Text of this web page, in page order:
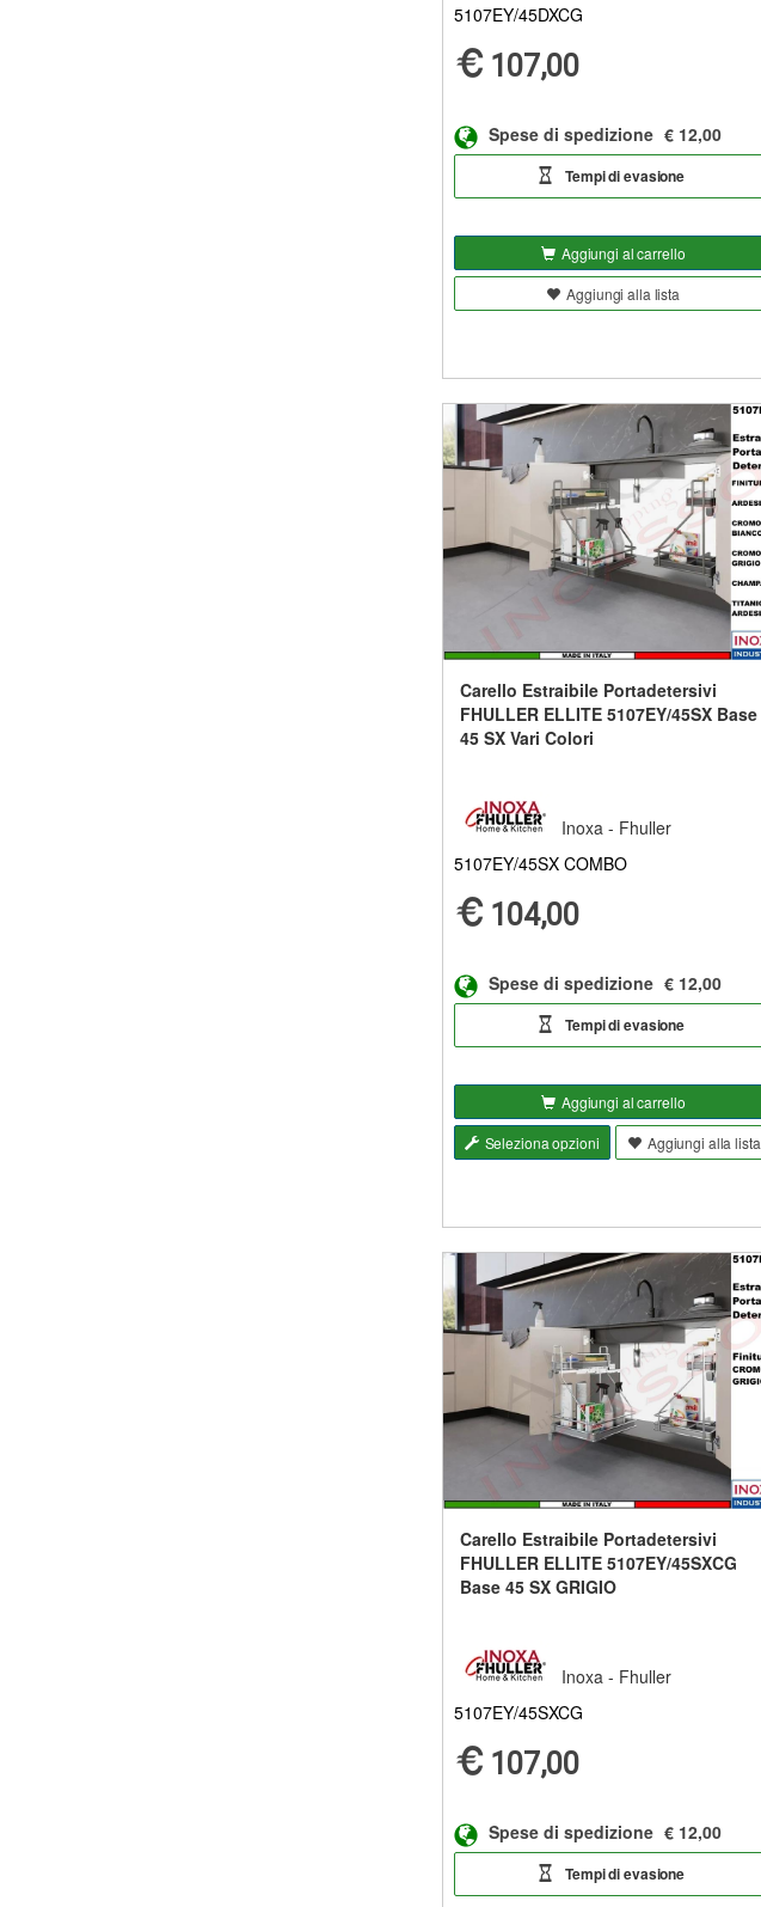
5107EY/45DXCG
107,00
Spese di spedizione € 12,00
Tempi di evasione
Aggiungi al carrello
Aggiungi alla lista
Carello Estraibile Portadetersivi
FHULLER ELLITE 5107EY/45SX Base
45 SX Vari Colori
Inoxa - Fhuller
5107EY/45SX COMBO
104,00
Spese di spedizione € 12,00
Tempi di evasione
Aggiungi al carrello
Seleziona opzioni
Aggiungi alla lista
Carello Estraibile Portadetersivi
FHULLER ELLITE 5107EY/45SXCG
Base 45 SX GRIGIO
Inoxa - Fhuller
5107EY/45SXCG
107,00
Spese di spedizione € 12,00
Tempi di evasione